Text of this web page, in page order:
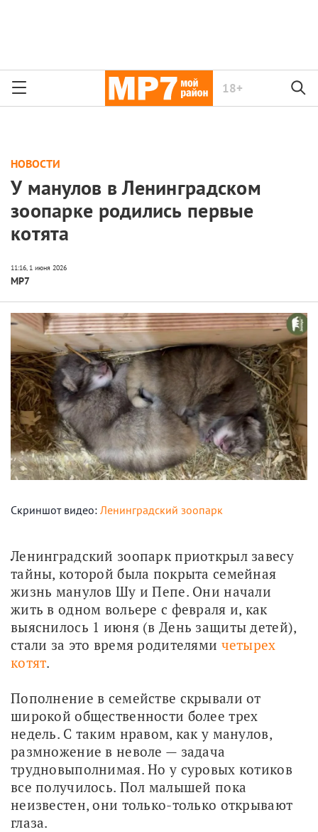
18+
НОВОСТИ
У манулов в Ленинградском
зоопарке родились первые
котята
МР7
Скриншот видео: Ленинградский зоопарк
Ленинградский зоопарк приоткрыл завесу
тайны, которой была покрыта семейная
жизнь манулов Шу и Пепе. Они начали
жить в одном вольере с февраля и, как
выяснилось 1 июня (в День защиты детей),
стали за это время родителями четырех
котят.
Пополнение в семействе скрывали от
широкой общественности более трех
недель. С таким нравом, как у манулов,
размножение в неволе — задача
трудновыполнимая. Но у суровых котиков
все получилось. Пол малышей пока
неизвестен, они только-только открывают
глаза.